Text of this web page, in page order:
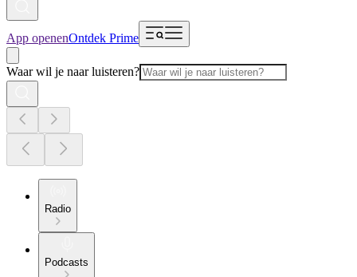
App openenOntdek Prime
Waar wil je naar luisteren?
Radio
Podcasts